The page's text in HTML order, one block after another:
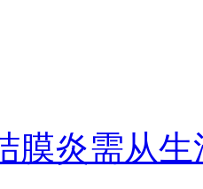
膜炎需从